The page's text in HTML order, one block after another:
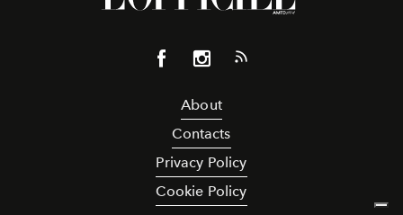
About
Contacts
Privacy Policy
Cookie Policy